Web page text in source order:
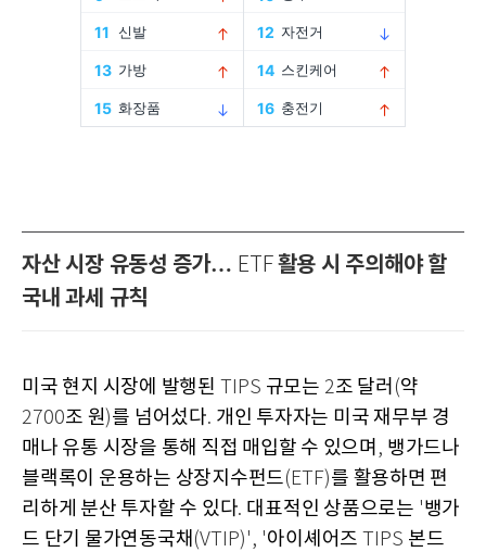
자산 시장 유동성 증가… ETF 활용 시 주의해야 할
국내 과세 규칙
미국 현지 시장에 발행된 TIPS 규모는 2조 달러 (약
2700조 원)를 넘어섰다. 개인 투자자는 미국 재무부 경
매나 유통 시장을 통해 직접 매입할 수 있으며 , 뱅가드나
블랙록이 운용하는 상장지수펀드(ETF)를 활용하면 편
리하게 분산 투자할 수 있다. 대표적인 상품으로는 '뱅가
드 단기 물가연동국채 (VTIP)', '아이셰어즈 TIPS 본드